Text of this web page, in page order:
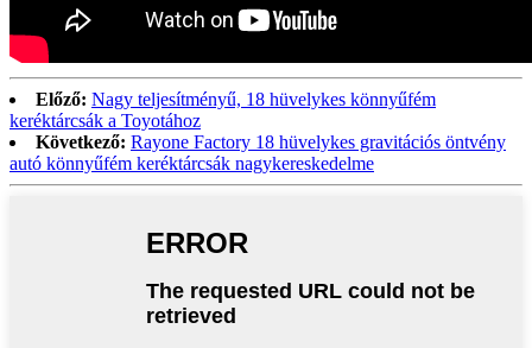
Előző: Nagy teljesítményű, 18 hüvelykes könnyűfém
keréktárcsák a Toyotához
Következő: Rayone Factory 18 hüvelykes gravitációs öntvény
autó könnyűfém keréktárcsák nagykereskedelme